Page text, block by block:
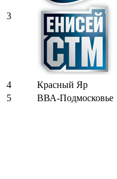
3
4
Красный Яр
5
ВВА-Подмосковье